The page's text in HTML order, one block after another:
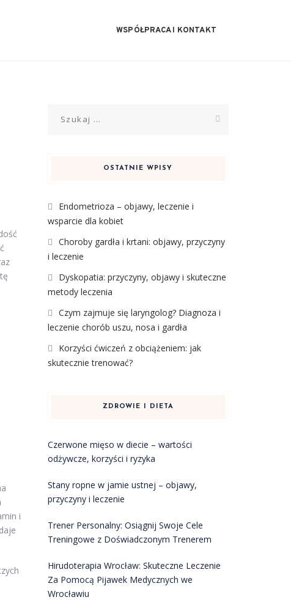
WSPÓŁPRACA I KONTAKT
i
OSTATNIE WPISY
Endometrioza – objawy, leczenie i
wsparcie dla kobiet
Choroby gardła i krtani: objawy, przyczyny
i leczenie
Dyskopatia: przyczyny, objawy i skuteczne
metody leczenia
Czym zajmuje się laryngolog? Diagnoza i
leczenie chorób uszu, nosa i gardła
Korzyści ćwiczeń z obciążeniem: jak
skutecznie trenować?
ZDROWIE I DIETA
Czerwone mięso w diecie – wartości
odżywcze, korzyści i ryzyka
Stany ropne w jamie ustnej – objawy,
przyczyny i leczenie
Trener Personalny: Osiągnij Swoje Cele
Treningowe z Doświadczonym Trenerem
Hirudoterapia Wrocław: Skuteczne Leczenie
Za Pomocą Pijawek Medycznych we
Wrocławiu